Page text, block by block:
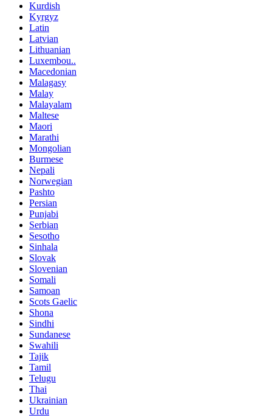
Kurdish
Kyrgyz
Latin
Latvian
Lithuanian
Luxembou..
Macedonian
Malagasy
Malay
Malayalam
Maltese
Maori
Marathi
Mongolian
Burmese
Nepali
Norwegian
Pashto
Persian
Punjabi
Serbian
Sesotho
Sinhala
Slovak
Slovenian
Somali
Samoan
Scots Gaelic
Shona
Sindhi
Sundanese
Swahili
Tajik
Tamil
Telugu
Thai
Ukrainian
Urdu